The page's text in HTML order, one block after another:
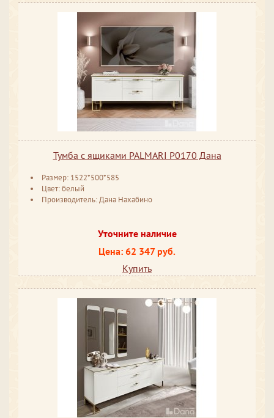
Тумба с ящиками PALMARI P0170 Дана
Размер: 1522*500*585
Цвет: белый
Производитель: Дана Нахабино
Уточните наличие
Цена: 62 347 руб.
Купить